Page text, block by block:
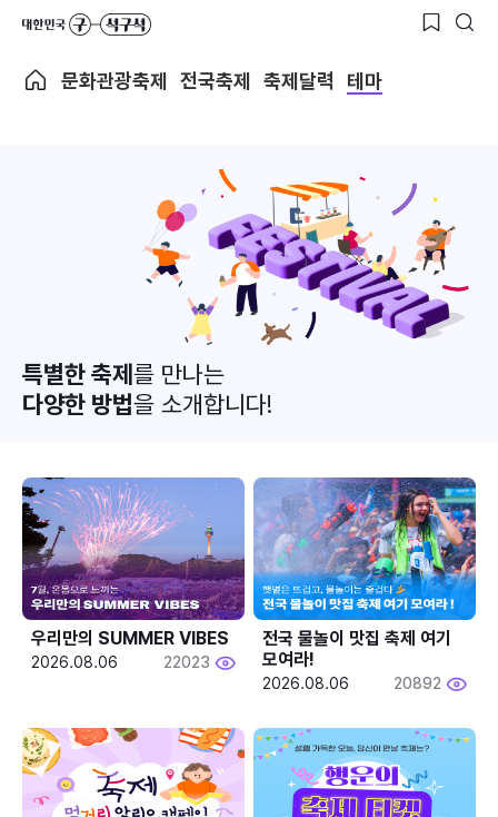
문화관광축제 전국축제 축제달력 테마
특별한 축제를 만나는
다양한 방법을 소개합니다!
우리만의 SUMMER VIBES
2026.08.06 22023
전국 물놀이 맛집 축제 여기
모여라!
2026.08.06 20892